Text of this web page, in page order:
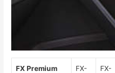
FX Premium
FX-
FX-